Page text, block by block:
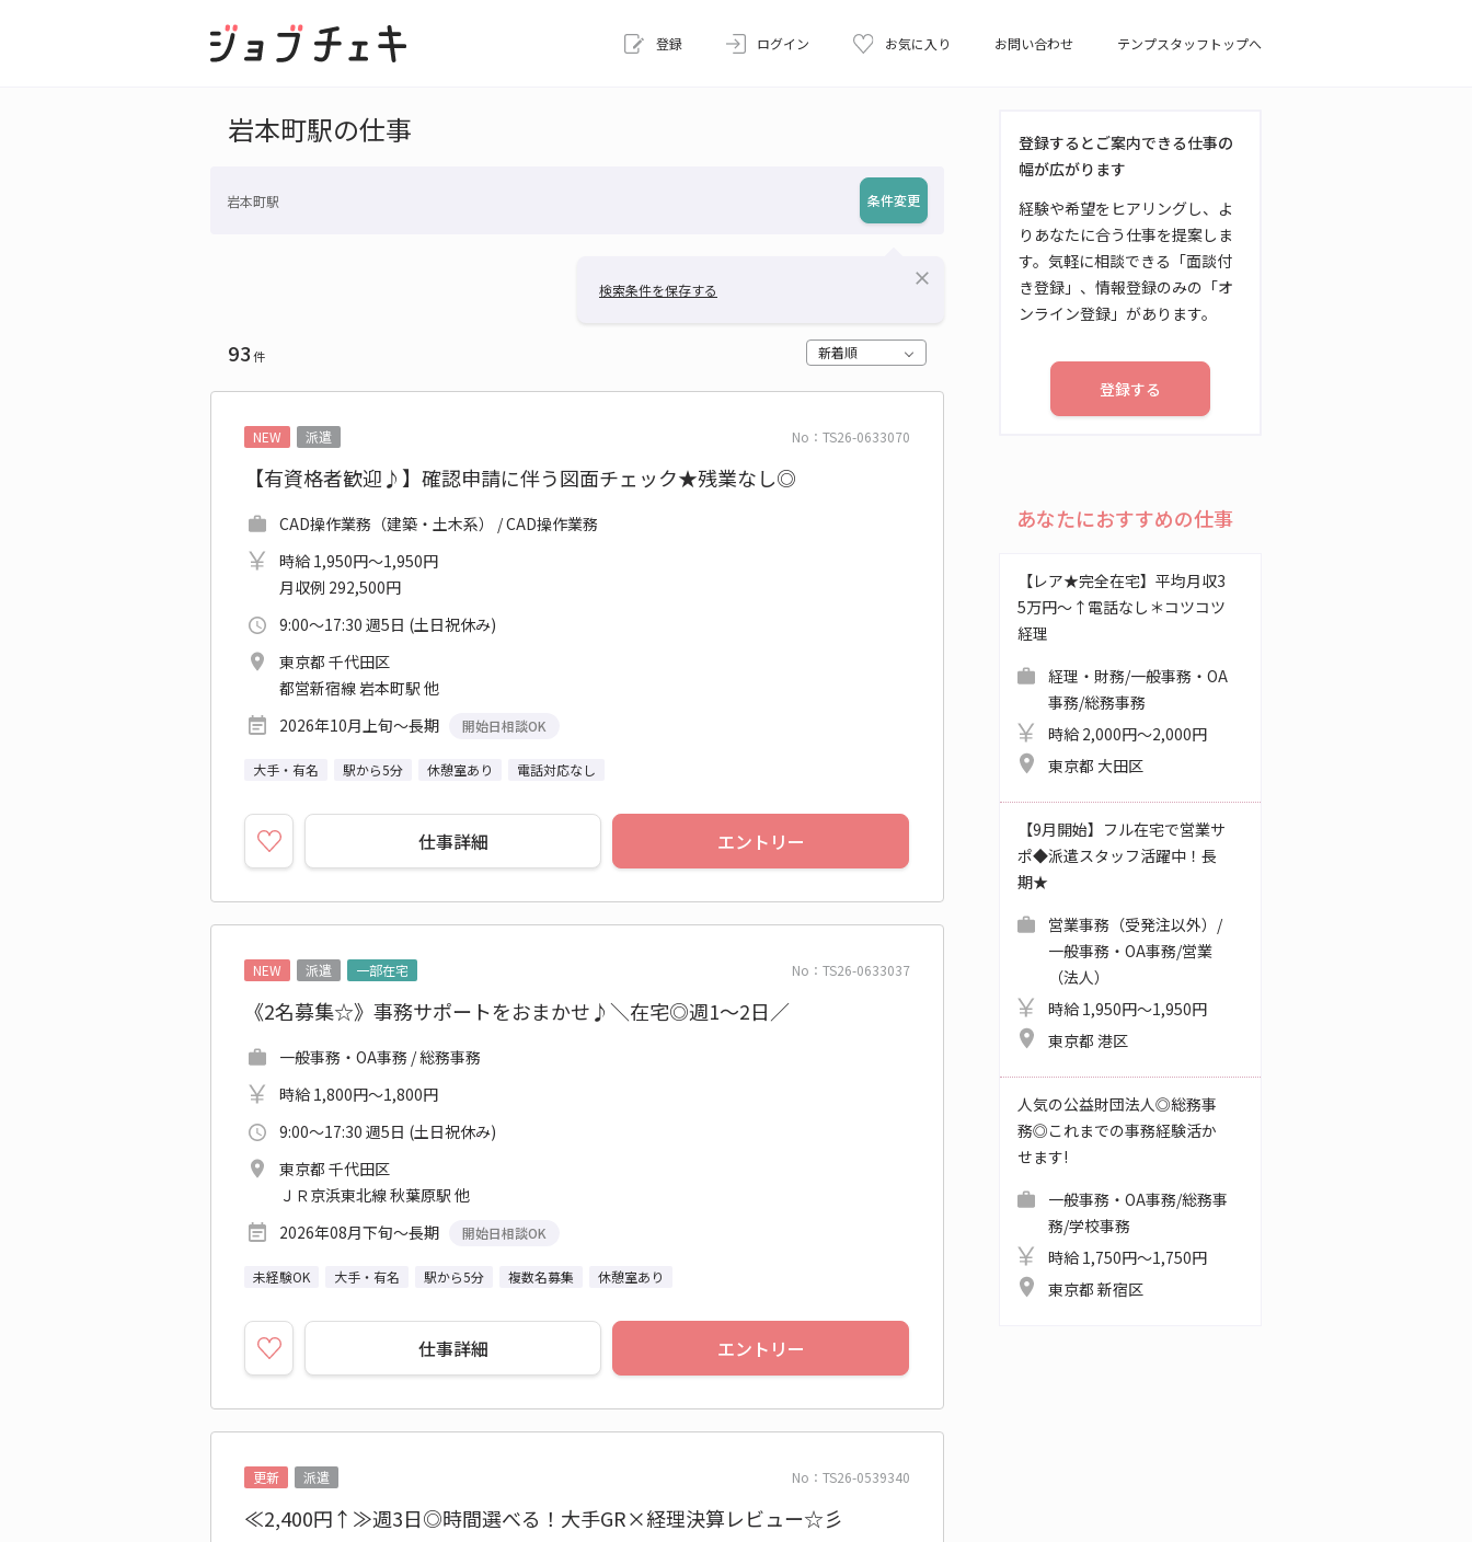
登録 ログイン お気に入り お問い合わせ テンプスタッフトップへ
岩本町駅の仕事
岩本町駅 条件変更
検索条件を保存する
close
93件 新着順
No：TS26-0633070
NEW 派遣
【有資格者歓迎♪】確認申請に伴う図面チェック★残業なし◎
CAD操作業務（建築・土木系） / CAD操作業務
時給 1,950円～1,950円
月収例 292,500円
9:00～17:30 週5日 (土日祝休み)
東京都 千代田区
都営新宿線 岩本町駅 他
2026年10月上旬～長期
開始日相談OK
大手・有名 駅から5分 休憩室あり 電話対応なし
仕事詳細 エントリー
No：TS26-0633037
NEW 派遣 一部在宅
《2名募集☆》事務サポートをおまかせ♪＼在宅◎週1～2日／
一般事務・OA事務 / 総務事務
時給 1,800円～1,800円
9:00～17:30 週5日 (土日祝休み)
東京都 千代田区
ＪＲ京浜東北線 秋葉原駅 他
2026年08月下旬～長期
開始日相談OK
未経験OK 大手・有名 駅から5分 複数名募集 休憩室あり
仕事詳細 エントリー
No：TS26-0539340
更新 派遣
≪2,400円↑≫週3日◎時間選べる！大手GR×経理決算レビュー☆彡
登録するとご案内できる仕事の
幅が広がります
経験や希望をヒアリングし、よ
りあなたに合う仕事を提案しま
す。気軽に相談できる「面談付
き登録」、情報登録のみの「オ
ンライン登録」があります。
登録する
あなたにおすすめの仕事
【レア★完全在宅】平均月収3
5万円～↑電話なし＊コツコツ
経理
経理・財務/一般事務・OA
事務/総務事務
時給 2,000円～2,000円
東京都 大田区
【9月開始】フル在宅で営業サ
ポ◆派遣スタッフ活躍中！長
期★
営業事務（受発注以外）/
一般事務・OA事務/営業
（法人）
時給 1,950円～1,950円
東京都 港区
人気の公益財団法人◎総務事
務◎これまでの事務経験活か
せます!
一般事務・OA事務/総務事
務/学校事務
時給 1,750円～1,750円
東京都 新宿区